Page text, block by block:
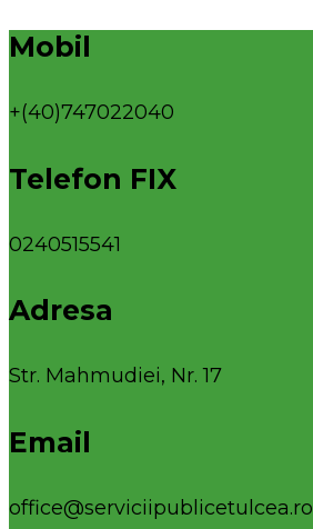
Mobil
+(40)747022040
Telefon FIX
0240515541
Adresa
Str. Mahmudiei, Nr. 17
Email
office@serviciipublicetulcea.ro